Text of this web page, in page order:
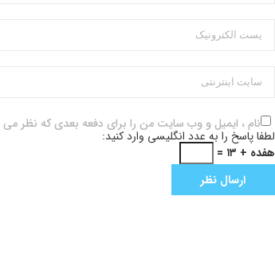
نام ، ایمیل و وب سایت من را برای دفعه بعدی که نظر می
لطفا پاسخ را به عدد انگلیسی وارد کنید:
هفده + ۱۳ =